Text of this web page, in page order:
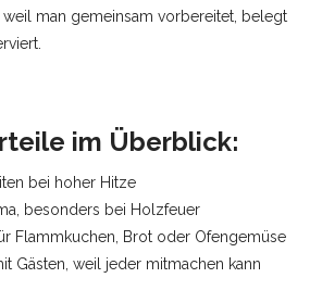
weil man gemeinsam vorbereitet, belegt
im Überblick:
bei hoher Hitze
besonders bei Holzfeuer
Flammkuchen, Brot oder Ofengemüse
Gästen, weil jeder mitmachen kann